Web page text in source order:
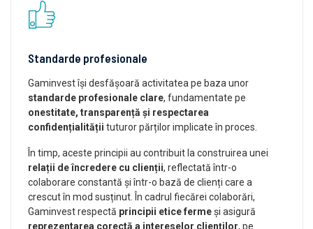
Standarde profesionale
Gaminvest își desfășoară activitatea pe baza unor
standarde profesionale clare, fundamentate pe
onestitate, transparență și respectarea
confidențialității tuturor părților implicate în proces.
În timp, aceste principii au contribuit la construirea unei
relații de încredere cu clienții, reflectată într-o
colaborare constantă și într-o bază de clienți care a
crescut în mod susținut. În cadrul fiecărei colaborări,
Gaminvest respectă principii etice fermeși asigură
reprezentarea corectă a intereselor clienților, pe